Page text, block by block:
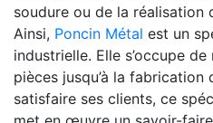
soudure ou de la réalisation
Ainsi, Poncin Métal est un
industrielle. Elle s’occupe
pièces jusqu’à la
satisfaire ses clients, ce